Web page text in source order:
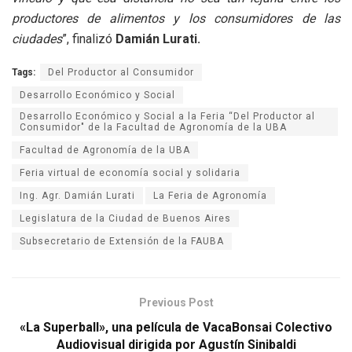
productores de alimentos y los consumidores de las
ciudades”, finalizó Damián Lurati.
Tags: Del Productor al Consumidor
Desarrollo Económico y Social
Desarrollo Económico y Social a la Feria “Del Productor al
Consumidor" de la Facultad de Agronomía de la UBA
Facultad de Agronomía de la UBA
Feria virtual de economía social y solidaria
Ing. Agr. Damián Lurati La Feria de Agronomía
Legislatura de la Ciudad de Buenos Aires
Subsecretario de Extensión de la FAUBA
Previous Post
«La Superball», una película de VacaBonsai Colectivo
Audiovisual dirigida por Agustín Sinibaldi